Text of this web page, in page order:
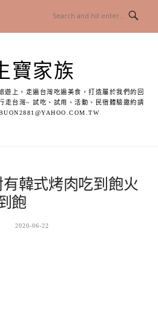
寶家族
遊上，走遍台灣吃遍美食，打造屬於我們的回
走台灣~ 試吃、試用、活動、民宿體驗邀約請
韓式烤肉吃到飽火
飽
2020-06-22